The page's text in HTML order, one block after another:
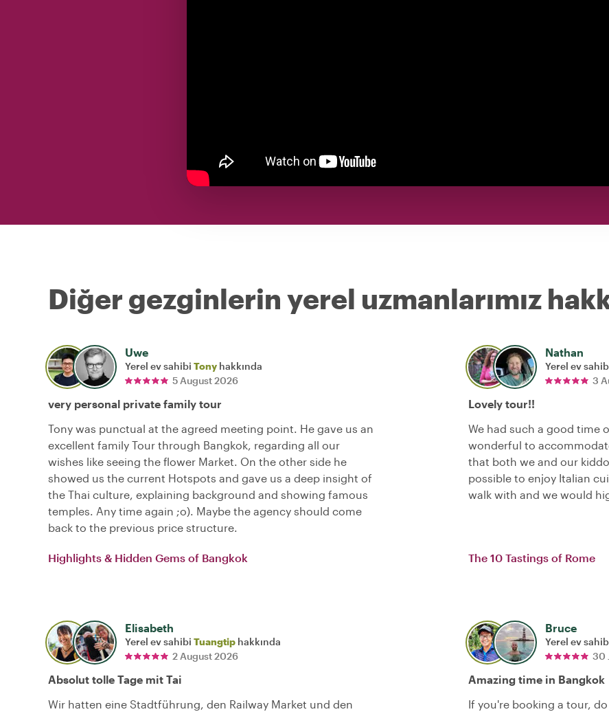
Diğer gezginlerin yerel uzmanlarımız
Uwe
Yerel ev sahibi Tony hakkında
5 August 2026
very personal private family tour
Tony was punctual at the agreed meeting point. He gave us an
excellent family Tour through Bangkok, regarding all our
wishes like seeing the flower Market. On the other side he
showed us the current Hotspots and gave us a deep insight of
the Thai culture, explaining background and showing famous
temples. Any time again ;o). Maybe the agency should come
back to the previous price structure.
Highlights & Hidden Gems of Bangkok
Nathan
Yerel ev
3
Lovely tour!!
We had such a good time
wonderful to
that both we and our
possible to enjoy Italian
walk with and we would
The 10 Tastings of Rome
Elisabeth
Yerel ev sahibi Tuangtip hakkında
2 August 2026
Absolut tolle Tage mit Tai
Wir hatten eine Stadtführung, den Railway Market und den
Bruce
Yerel ev
30
Amazing time in Bangkok
If you're booking a tour,